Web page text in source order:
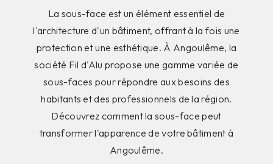
La sous-face est un élément essentiel de
l'architecture d'un bâtiment, offrant à la fois une
protection et une esthétique. À Angoulême, la
société Fil d'Alu propose une gamme variée de
sous-faces pour répondre aux besoins des
habitants et des professionnels de la région.
Découvrez comment la sous-face peut
transformer l'apparence de votre bâtiment à
Angoulême.